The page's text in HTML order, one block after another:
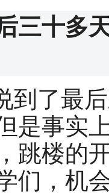
三十多
到了最
是事实
跳楼的
们，机